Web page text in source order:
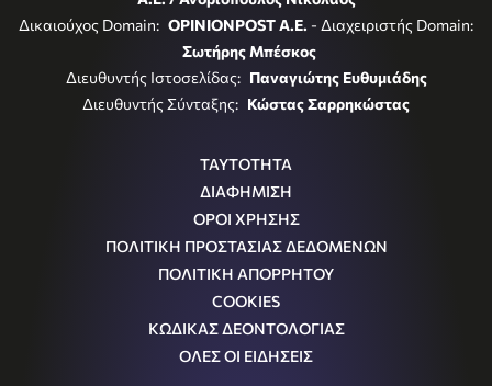
Δικαιούχος Domain: OPINIONPOST A.E. - Διαχειριστής Domain:
Σωτήρης Μπέσκος
Διευθυντής Ιστοσελίδας: Παναγιώτης Ευθυμιάδης
Διευθυντής Σύνταξης: Κώστας Σαρρηκώστας
ΤΑΥΤΟΤΗΤΑ
ΔΙΑΦΗΜΙΣΗ
ΟΡΟΙ ΧΡΗΣΗΣ
ΠΟΛΙΤΙΚΗ ΠΡΟΣΤΑΣΙΑΣ ΔΕΔΟΜΕΝΩΝ
ΠΟΛΙΤΙΚΗ ΑΠΟΡΡΗΤΟΥ
COOKIES
ΚΩΔΙΚΑΣ ΔΕΟΝΤΟΛΟΓΙΑΣ
ΟΛΕΣ ΟΙ ΕΙΔΗΣΕΙΣ